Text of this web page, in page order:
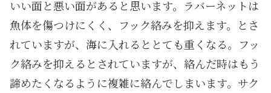
いい面と悪い面があると思います。ラバーネットは
魚体を傷つけにくく、フック絡みを抑えます。とさ
れていますが、海に入れるととても重くなる。フッ
ク絡みを抑えるとされていますが、絡んだ時はもう
諦めたくなるように複雑に絡んでしまいます。サク